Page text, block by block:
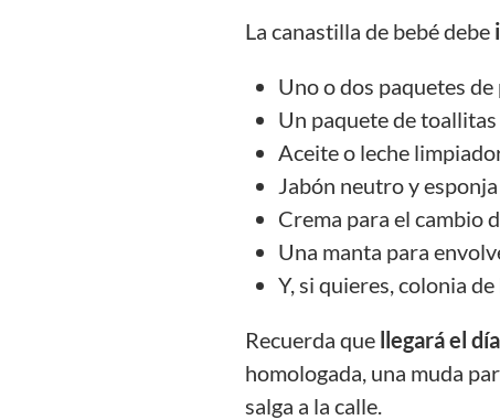
La canastilla de bebé debe
Uno o dos paquetes
Un paquete de
Aceite o leche
Jabón neutro y
Crema para el cambio
Una manta para
Y, si quieres, colonia
Recuerda que llegará el
homologada, una muda
salga a la calle.